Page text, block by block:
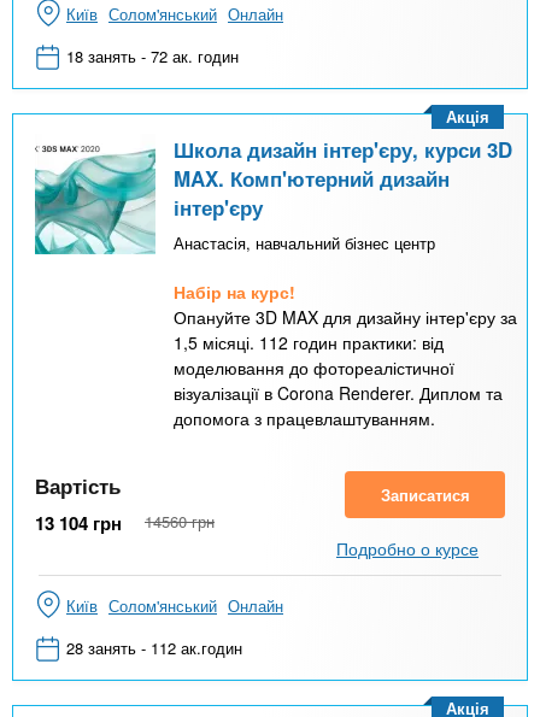
Київ Солом'янський Онлайн
18 занять - 72 ак. годин
Школа дизайн інтер'єру, курси 3D
MAX. Комп'ютерний дизайн
інтер'єру
Анастасія, навчальний бізнес центр
Набір на курс!
Опануйте 3D MAX для дизайну інтер'єру за
1,5 місяці. 112 годин практики: від
моделювання до фотореалістичної
візуалізації в Corona Renderer. Диплом та
допомога з працевлаштуванням.
Акція
Вартість
13 104 грн 14560 грн
Записатися
Подробно о курсе
Київ Солом'янський Онлайн
28 занять - 112 ак.годин
Акція